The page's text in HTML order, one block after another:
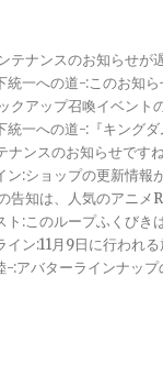
テナンスのお知らせ
統一への道-:このお知
クアップ召喚イベン
統一への道-:『キン
ナンスのお知らせで
ン:ショップの更新情
告知は、人気のアニ
ト:このループふくび
イン:11月9日に行わ
-:アバターラインナッ